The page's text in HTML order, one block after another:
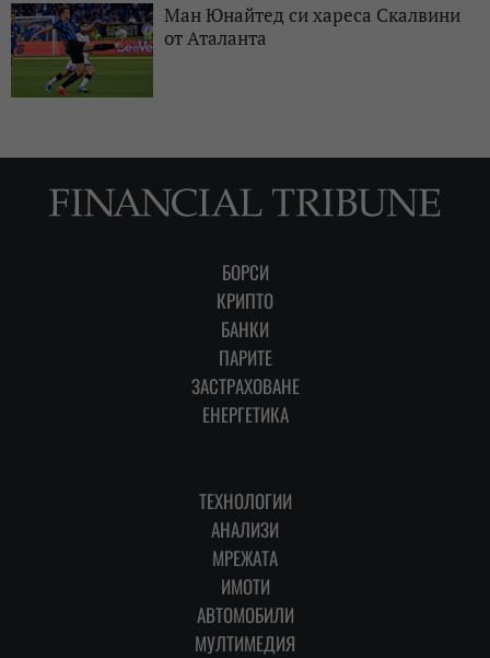
Ман Юнайтед си хареса Скалвини
от Аталанта
БОРСИ
КРИПТО
БАНКИ
ПАРИТЕ
ЗАСТРАХОВАНЕ
ЕНЕРГЕТИКА
ТЕХНОЛОГИИ
АНАЛИЗИ
МРЕЖАТА
ИМОТИ
АВТОМОБИЛИ
МУЛТИМЕДИЯ